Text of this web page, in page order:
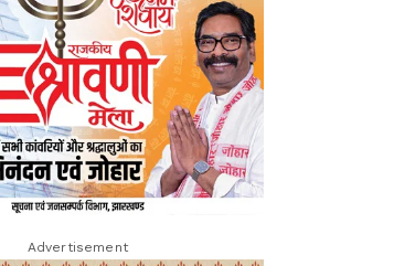
Advertisement